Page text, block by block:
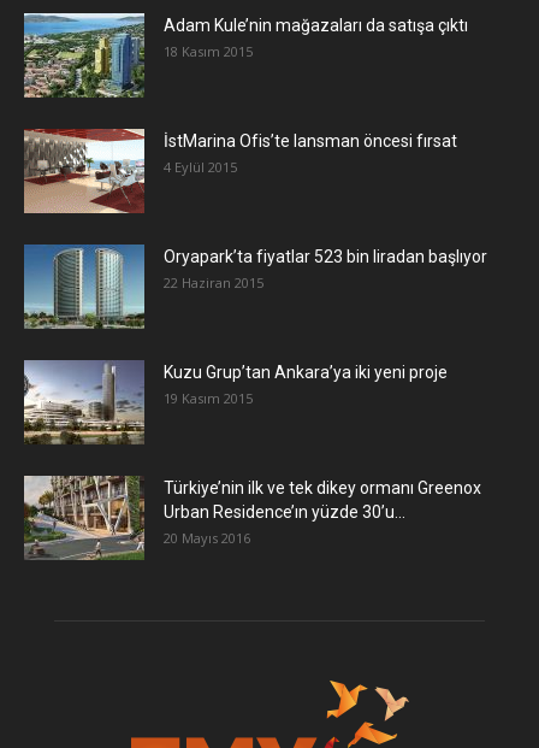
Adam Kule’nin mağazaları da satışa çıktı
18 Kasım 2015
İstMarina Ofis’te lansman öncesi fırsat
4 Eylül 2015
Oryapark’ta fiyatlar 523 bin liradan başlıyor
22 Haziran 2015
​Kuzu Grup’tan Ankara’ya iki yeni proje
19 Kasım 2015
Türkiye’nin ilk ve tek dikey ormanı Greenox
Urban Residence’ın yüzde 30’u...
20 Mayıs 2016